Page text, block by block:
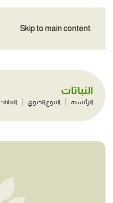
Skip to main content
النباتات
الرئيسية التنوع الحيوي